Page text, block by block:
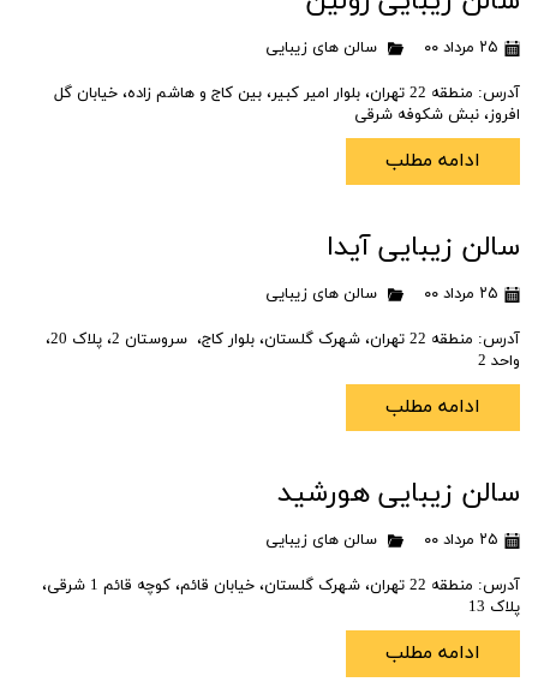
۲۵ مرداد ۰۰ سالن های زیبایی
آدرس: منطقه 22 تهران، بلوار امیر کبیر، بین کاج و هاشم زاده، خیابان گل
افروز، نبش شکوفه شرقی
ادامه مطلب
سالن زیبایی آیدا
۲۵ مرداد ۰۰ سالن های زیبایی
آدرس: منطقه 22 تهران، شهرک گلستان، بلوار کاج، سروستان 2، پلاک 20،
واحد 2
ادامه مطلب
سالن زیبایی هورشید
۲۵ مرداد ۰۰ سالن های زیبایی
آدرس: منطقه 22 تهران، شهرک گلستان، خیابان قائم، کوچه قائم 1 شرقی،
پلاک 13
ادامه مطلب